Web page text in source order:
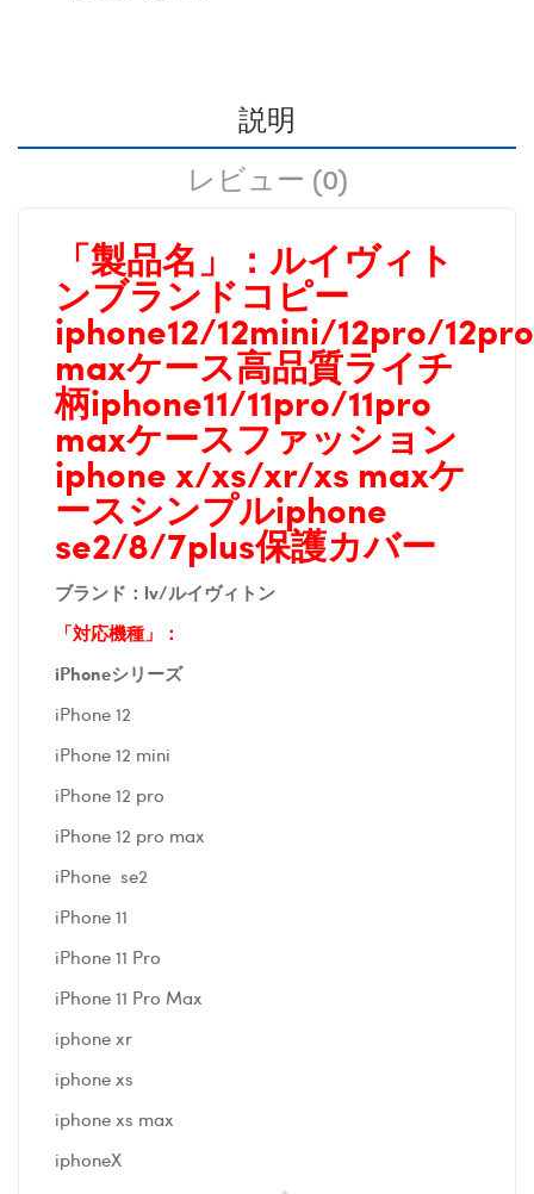
説明
レビュー (0)
「製品名」：ルイヴィト
ンブランドコピー
iphone12/12mini/12pro/12pro
maxケース高品質ライチ
柄iphone11/11pro/11pro
maxケースファッション
iphone x/xs/xr/xs maxケ
ースシンプルiphone
se2/8/7plus保護カバー
ブランド： lv/ルイヴィトン
「対応機種」：
iPhoneシリーズ
iPhone 12
iPhone 12 mini
iPhone 12 pro
iPhone 12 pro max
iPhone se2
iPhone 11
iPhone 11 Pro
iPhone 11 Pro Max
iphone xr
iphone xs
iphone xs max
iphoneX